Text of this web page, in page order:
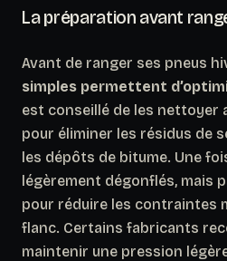
La préparation avant
Avant de ranger ses pneus
simples permettent
est conseillé de les nettoyer
pour éliminer les résidus de
les dépôts de bitume. Une
légèrement dégonflés, mais
pour réduire les contraintes
flanc. Certains fabricants
maintenir une pression